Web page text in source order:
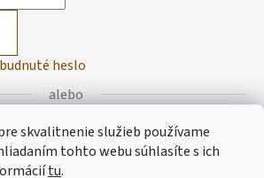
skvalitnenie služieb používame
tohto webu súhlasíte s ich
tu.
heslo
alebo
Prihlásiť sa cez Facebook